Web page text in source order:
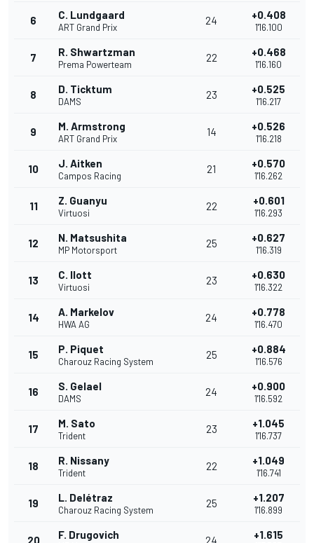
6 C. Lundgaard
ART Grand Prix
24 +0.408
1'16.100
7 R. Shwartzman
Prema Powerteam
22 +0.468
1'16.160
8 D. Ticktum
DAMS
23 +0.525
1'16.217
9 M. Armstrong
ART Grand Prix
14 +0.526
1'16.218
10 J. Aitken
Campos Racing
21 +0.570
1'16.262
11 Z. Guanyu
Virtuosi
22 +0.601
1'16.293
12 N. Matsushita
MP Motorsport
25 +0.627
1'16.319
13 C. Ilott
Virtuosi
23 +0.630
1'16.322
14 A. Markelov
HWA AG
24 +0.778
1'16.470
15 P. Piquet
Charouz Racing System
25 +0.884
1'16.576
16 S. Gelael
DAMS
24 +0.900
1'16.592
17 M. Sato
Trident
23 +1.045
1'16.737
18 R. Nissany
Trident
22 +1.049
1'16.741
19 L. Delétraz
Charouz Racing System
25 +1.207
1'16.899
20 F. Drugovich 24 +1.615